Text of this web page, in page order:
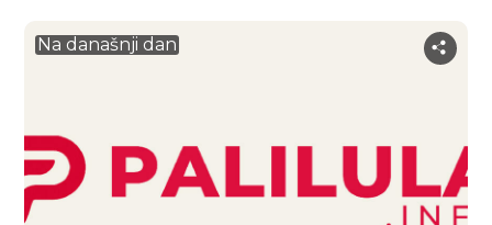
Na današnji dan